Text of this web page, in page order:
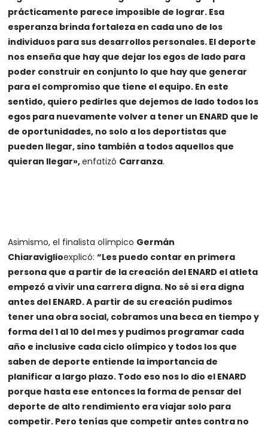
prácticamente parece imposible de lograr. Esa
esperanza brinda fortaleza en cada uno de los
individuos para sus desarrollos personales. El deporte
nos enseña que hay que dejar los egos de lado para
poder construir en conjunto lo que hay que generar
para el compromiso que tiene el equipo. En este
sentido, quiero pedirles que dejemos de lado todos los
egos para nuevamente volver a tener un ENARD que le
de oportunidades, no solo a los deportistas que
pueden llegar, sino también a todos aquellos que
quieran llegar»,enfatizó Carranza.
Asimismo, el finalista olímpico Germán
Chiaraviglioexplicó:“Les puedo contar en primera
persona que a partir de la creación del ENARD el atleta
empezó a vivir una carrera digna. No sé si era digna
antes del ENARD. A partir de su creación pudimos
tener una obra social, cobramos una beca en tiempo y
forma del 1 al 10 del mes y pudimos programar cada
año e inclusive cada ciclo olímpico y todos los que
saben de deporte entiende la importancia de
planificar a largo plazo. Todo eso nos lo dio el ENARD
porque hasta ese entonces la forma de pensar del
deporte de alto rendimiento era viajar solo para
competir. Pero tenías que competir antes contra no